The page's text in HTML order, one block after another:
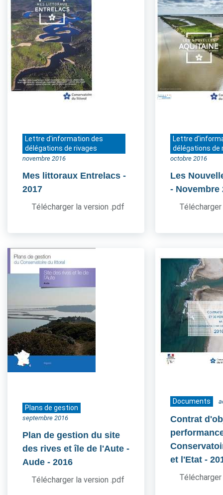
Lettre d'information des
délégations de rivages
novembre 2016
Mes littoraux Entrelacs -
2017
Télécharger la version .pdf
Lettre
délégations de
octobre 2016
Les
- Novembre
Plans de gestion
septembre 2016
Plan de gestion du site
des rives et île de l'Aute -
Aude - 2016
Télécharger la version .pdf
Documents
Contrat
et l'Etat -